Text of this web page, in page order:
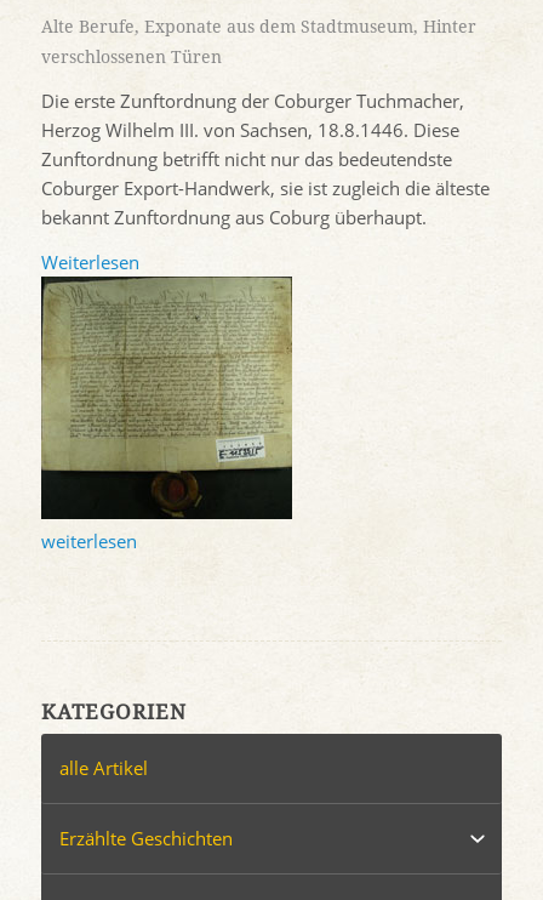
Alte Berufe, Exponate aus dem Stadtmuseum, Hinter
verschlossenen Türen
Die erste Zunftordnung der Coburger Tuchmacher,
Herzog Wilhelm III. von Sachsen, 18.8.1446. Diese
Zunftordnung betrifft nicht nur das bedeutendste
Coburger Export-Handwerk, sie ist zugleich die älteste
bekannt Zunftordnung aus Coburg überhaupt.
Weiterlesen
weiterlesen
KATEGORIEN
alle Artikel
Erzählte Geschichten